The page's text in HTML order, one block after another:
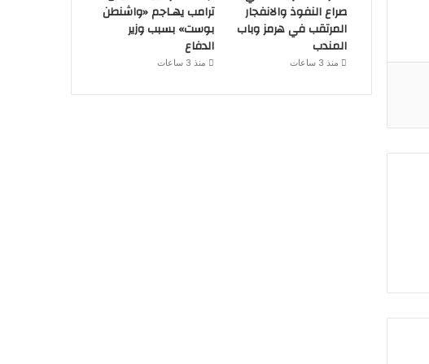
صراع النفوذ والانفجار
المرتقب في هرمز وباب
المندب
منذ 3 ساعات
ترامب يهـاجم «واشنطن
بوست» بسبب وزير
الدفاع
منذ 3 ساعات